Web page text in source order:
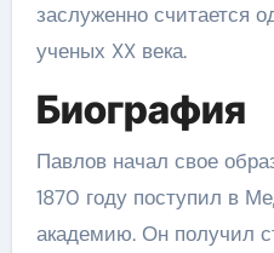
заслуженно считается
ученых XX века.
Биография
Павлов начал свое
1870 году поступил в
академию. Он получил